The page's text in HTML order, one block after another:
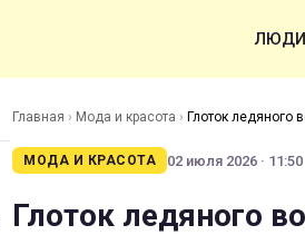
ЛЮДИ
Главная › Мода и красота › Глоток ледяного
МОДА И КРАСОТА 02 июля 2026 · 11:50
Глоток ледяного